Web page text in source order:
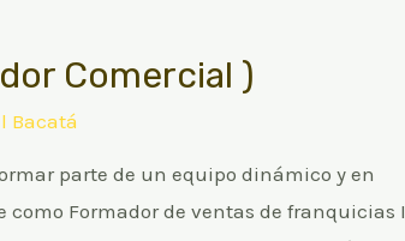
Comercial )
Bacatá
parte de un equipo dinámico y en
Formador de ventas de franquicias I